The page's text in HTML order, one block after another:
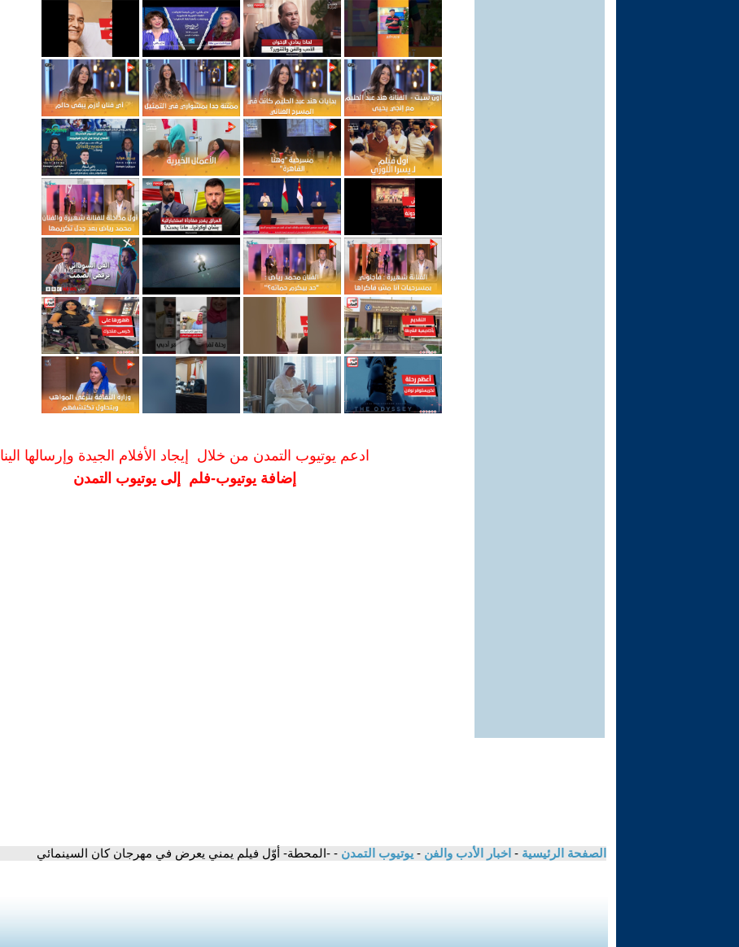
ادعم يوتيوب التمدن من خلال إيجاد الأفلام الجيدة وإرسالها الينا
إضافة يوتيوب-فلم إلى يوتيوب التمدن
الصفحة الرئيسية - اخبار الأدب والفن - يوتيوب التمدن - -المحطة- أوّل فيلم يمني يعرض في مهرجان كان السينمائي